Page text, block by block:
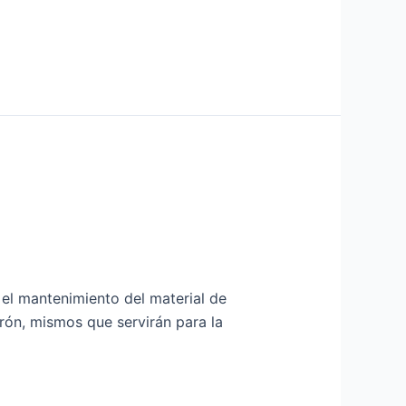
mantenimiento del material de
mismos que servirán para la